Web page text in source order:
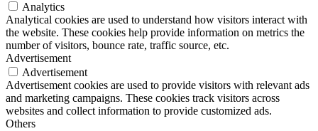
Analytics
Analytical cookies are used to understand how visitors interact with
the website. These cookies help provide information on metrics the
number of visitors, bounce rate, traffic source, etc.
Advertisement
Advertisement
Advertisement cookies are used to provide visitors with relevant ads
and marketing campaigns. These cookies track visitors across
websites and collect information to provide customized ads.
Others